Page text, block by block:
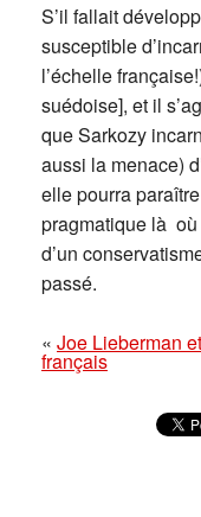
S’il fallait
susceptible
l’échelle
suédoise], et il
que Sarkozy
aussi la menace)
elle pourra
pragmatique là
d’un
passé.
« Joe Lieberman
français